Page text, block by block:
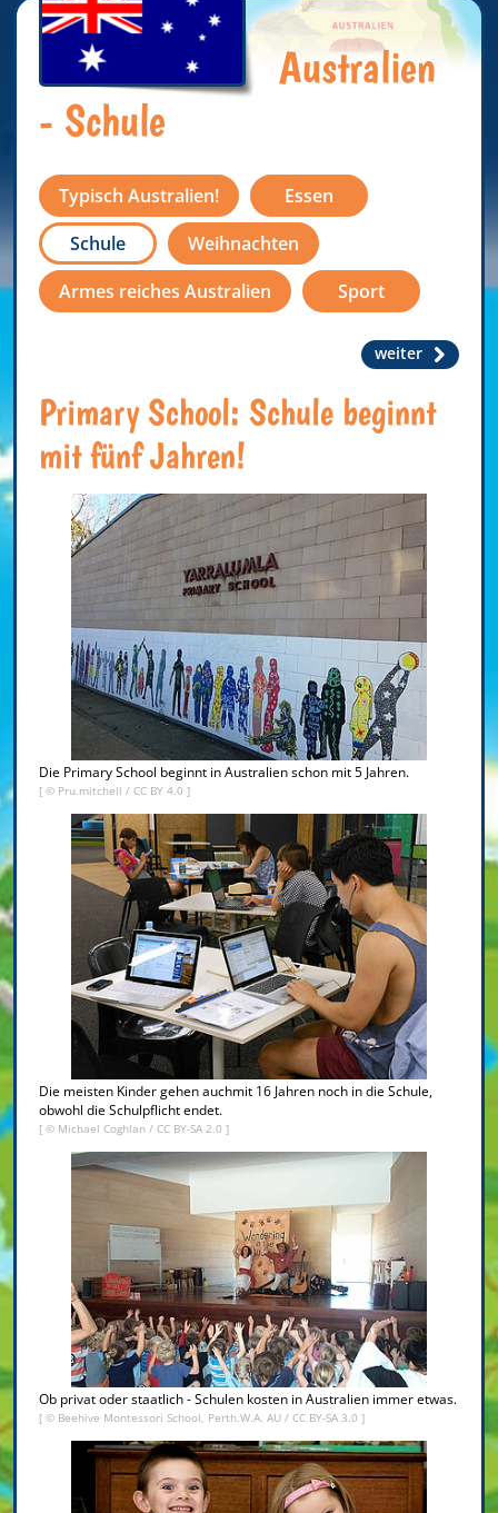
Australien
- Schule
Typisch Australien!
Essen
Schule
Weihnachten
Armes reiches Australien
Sport
weiter
Primary School: Schule beginnt
mit fünf Jahren!
Die Primary School beginnt in Australien schon mit 5 Jahren.
[ © Pru.mitchell / CC BY 4.0 ]
Die meisten Kinder gehen auchmit 16 Jahren noch in die Schule,
obwohl die Schulpflicht endet.
[ © Michael Coghlan / CC BY-SA 2.0 ]
Ob privat oder staatlich - Schulen kosten in Australien immer etwas.
[ © Beehive Montessori School, Perth.W.A. AU / CC BY-SA 3.0 ]